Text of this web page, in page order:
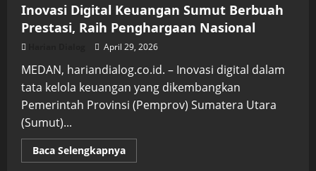
Inovasi Digital Keuangan Sumut Berbuah
Prestasi, Raih Penghargaan Nasional
April 29, 2026
MEDAN, hariandialog.co.id. – Inovasi digital dalam
tata kelola keuangan yang dikembangkan
Pemerintah Provinsi (Pemprov) Sumatera Utara
(Sumut)...
Baca SelengkapnyaRead
more